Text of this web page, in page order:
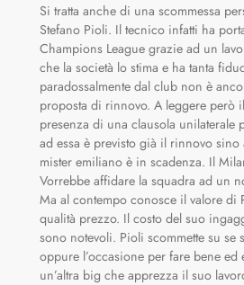
Si tratta anche di una scommessa
Stefano Pioli. Il tecnico infatti ha
Champions League grazie ad un
che la società lo stima e ha tanta
paradossalmente dal club non è
proposta di rinnovo. A leggere però
presenza di una clausola unilaterale
ad essa è previsto già il rinnovo sino
mister emiliano è in scadenza. Il
Vorrebbe affidare la squadra ad un
Ma al contempo conosce il valore di
qualità prezzo. Il costo del suo
sono notevoli. Pioli scommette su se
oppure l’occasione per fare bene ed
un’altra big che apprezza il suo